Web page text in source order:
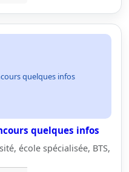
quelques infos
quelques infos
école spécialisée, BTS,